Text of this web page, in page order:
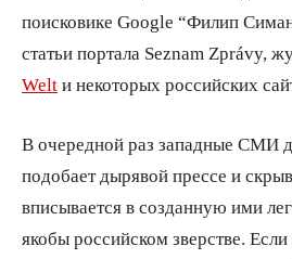
поисковике Google “Филип
статьи портала Seznam Zprávy,
Welt и некоторых российских
В очередной раз западные СМИ
подобает дырявой прессе и
вписывается в созданную ими
якобы российском зверстве.